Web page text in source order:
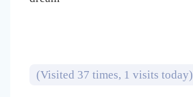
(Visited 37 times, 1 visits today)